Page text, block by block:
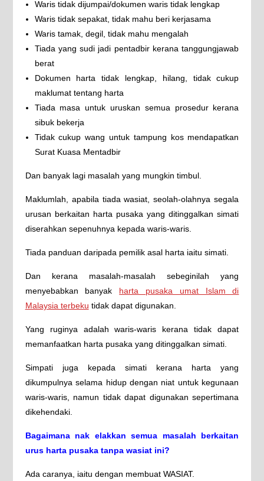
Waris tidak dijumpai/dokumen waris tidak lengkap
Waris tidak sepakat, tidak mahu beri kerjasama
Waris tamak, degil, tidak mahu mengalah
Tiada yang sudi jadi pentadbir kerana tanggungjawab
berat
Dokumen harta tidak lengkap, hilang, tidak cukup
maklumat tentang harta
Tiada masa untuk uruskan semua prosedur kerana
sibuk bekerja
Tidak cukup wang untuk tampung kos mendapatkan
Surat Kuasa Mentadbir
Dan banyak lagi masalah yang mungkin timbul.
Maklumlah, apabila tiada wasiat, seolah-olahnya segala
urusan berkaitan harta pusaka yang ditinggalkan simati
diserahkan sepenuhnya kepada waris-waris.
Tiada panduan daripada pemilik asal harta iaitu simati.
Dan kerana masalah-masalah sebeginilah yang
menyebabkan banyak harta pusaka umat Islam di
Malaysia terbeku tidak dapat digunakan.
Yang ruginya adalah waris-waris kerana tidak dapat
memanfaatkan harta pusaka yang ditinggalkan simati.
Simpati juga kepada simati kerana harta yang
dikumpulnya selama hidup dengan niat untuk kegunaan
waris-waris, namun tidak dapat digunakan sepertimana
dikehendaki.
Bagaimana nak elakkan semua masalah berkaitan
urus harta pusaka tanpa wasiat ini?
Ada caranya, iaitu dengan membuat WASIAT.